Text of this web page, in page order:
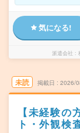
気になる!
派遣会社
未読 掲載日 2026/
【未経験の
ト・外観検